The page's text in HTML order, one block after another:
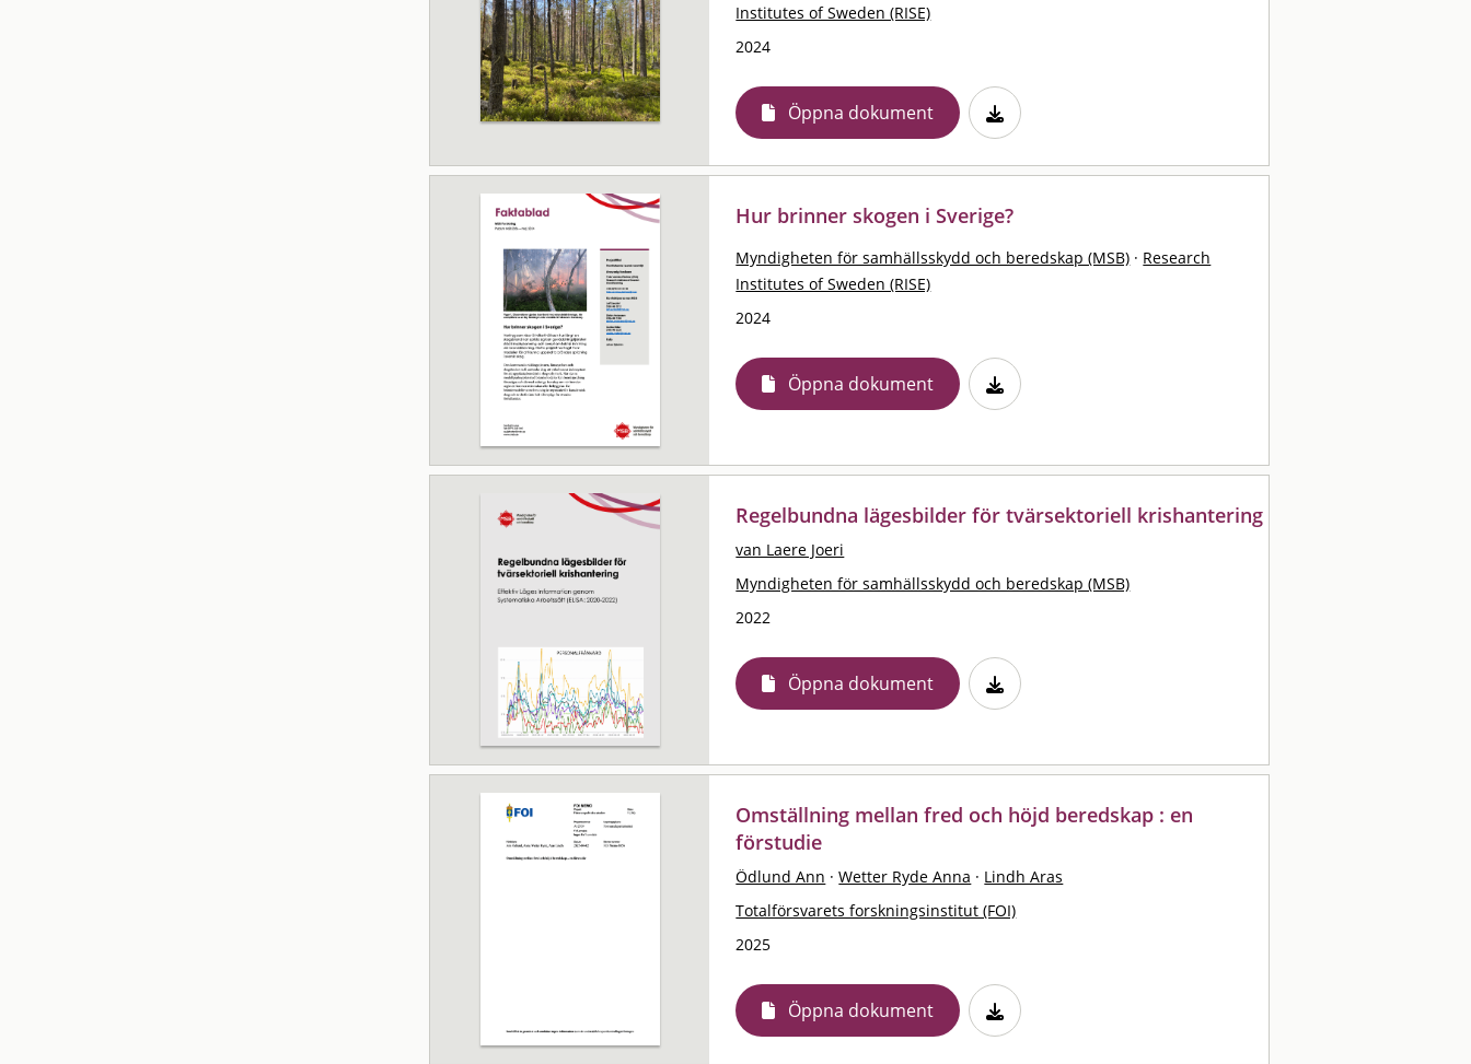
Institutes of Sweden (RISE)
2024
Öppna dokument
Hur brinner skogen i Sverige?
Myndigheten för samhällsskydd och beredskap (MSB) · Research
Institutes of Sweden (RISE)
2024
Öppna dokument
Regelbundna lägesbilder för tvärsektoriell krishantering
van Laere Joeri
Myndigheten för samhällsskydd och beredskap (MSB)
2022
Öppna dokument
Omställning mellan fred och höjd beredskap : en
förstudie
Ödlund Ann · Wetter Ryde Anna · Lindh Aras
Totalförsvarets forskningsinstitut (FOI)
2025
Öppna dokument